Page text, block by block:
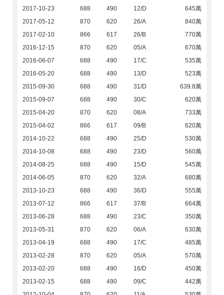
2017-10-23
688 490 12/D
645萬
2017-05-12
870 620 26/A
840萬
2017-02-10
866 617 26/B
770萬
2016-12-15
870 620 05/A
670萬
2016-06-07
688 490 17/C
535萬
2016-05-20
688 490 13/D
523萬
2015-09-30
688 490 31/D
639.8萬
2015-09-07
688 490 30/C
620萬
2015-04-20
870 620 08/A
733萬
2015-04-02
866 617 09/B
620萬
2014-10-22
688 490 25/D
530萬
2014-10-08
688 490 23/D
560萬
2014-08-25
688 490 15/D
545萬
2014-06-05
870 620 32/A
680萬
2013-10-23
688 490 36/D
555萬
2013-07-12
866 617 37/B
664萬
2013-06-28
688 490 23/C
350萬
2013-05-31
870 620 06/A
630萬
2013-04-19
688 490 17/C
485萬
2013-02-28
870 620 05/A
570萬
2013-02-20
688 490 16/D
450萬
2013-02-15
688 490 09/C
442萬